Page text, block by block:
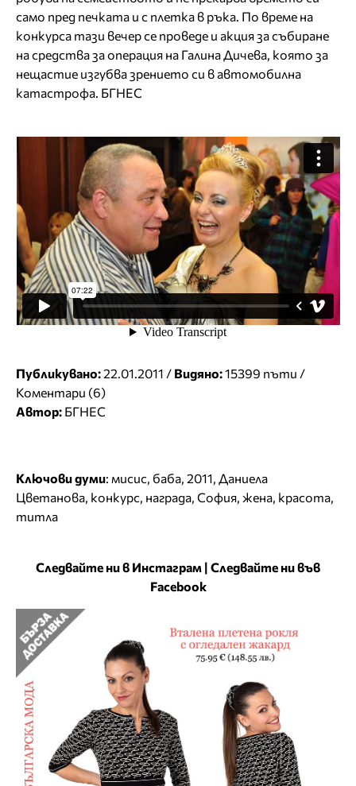
само пред печката и с плетка в ръка. По време на
конкурса тази вечер се проведе и акция за събиране
на средства за операция на Галина Дичева, която за
нещастие изгубва зрението си в автомобилна
катастрофа. БГНЕС
Публикувано:22.01.2011 / Видяно:15399 пъти /
Коментари (6)
Автор: БГНЕС
Ключови думи: мисис баба 2011 Даниела
Цветанова конкурс награда София жена красота
титла
Следвайте ни в Инстаграм | Следвайте ни във
Facebook